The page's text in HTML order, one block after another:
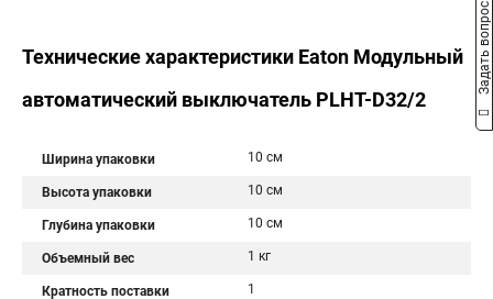
Технические характеристики Eaton Модульный
автоматический выключатель PLHT-D32/2
Ширина упаковки 10 см
Высота упаковки 10 см
Глубина упаковки 10 см
Объемный вес 1 кг
Кратность поставки 1
Задать вопрос